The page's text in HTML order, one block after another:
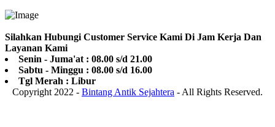
Silahkan Hubungi Customer Service Kami Di Jam Kerja Dan
Layanan Kami
Senin - Juma'at : 08.00 s/d 21.00
Sabtu - Minggu : 08.00 s/d 16.00
Tgl Merah : Libur
Copyright 2022 - Bintang Antik Sejahtera - All Rights Reserved.